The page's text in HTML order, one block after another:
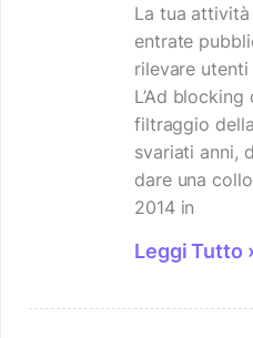
La tua
entrate
rilevare utenti
L’Ad
filtraggio
svariati anni,
dare una
2014 in
Leggi Tutto